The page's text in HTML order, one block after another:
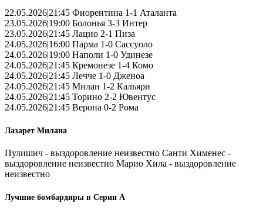
22.05.2026|21:45 Фиорентина 1-1 Аталанта
23.05.2026|19:00 Болонья 3-3 Интер
23.05.2026|21:45 Лацио 2-1 Пиза
24.05.2026|16:00 Парма 1-0 Сассуоло
24.05.2026|19:00 Наполи 1-0 Удинезе
24.05.2026|21:45 Кремонезе 1-4 Комо
24.05.2026|21:45 Лечче 1-0 Дженоа
24.05.2026|21:45 Милан 1-2 Кальяри
24.05.2026|21:45 Торино 2-2 Ювентус
24.05.2026|21:45 Верона 0-2 Рома
Лазарет Милана
Пулишич - выздоровление неизвестно Санти Хименес -
выздоровление неизвестно Марио Хила - выздоровление
неизвестно
Лучшие бомбардиры в Серии А